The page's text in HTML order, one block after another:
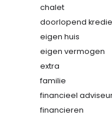
chalet
doorlopend
eigen huis
eigen vermogen
extra
familie
financieel
financieren